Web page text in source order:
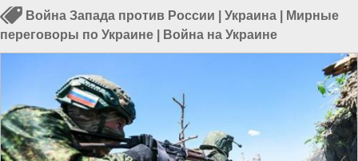
Война Запада против России Украина
Мирные
переговоры по Украине
Война на Украине